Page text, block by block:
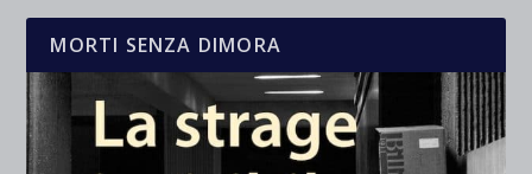
MORTI SENZA DIMORA